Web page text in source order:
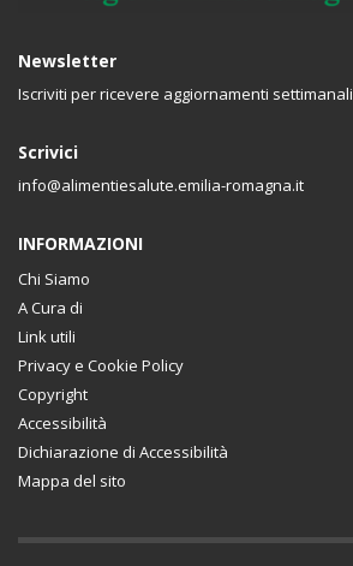
Newsletter
Iscriviti per ricevere aggiornamenti settimanali
Scrivici
info@alimentiesalute.emilia-romagna.it
INFORMAZIONI
Chi Siamo
A Cura di
Link utili
Privacy e Cookie Policy
Copyright
Accessibilità
Dichiarazione di Accessibilità
Mappa del sito